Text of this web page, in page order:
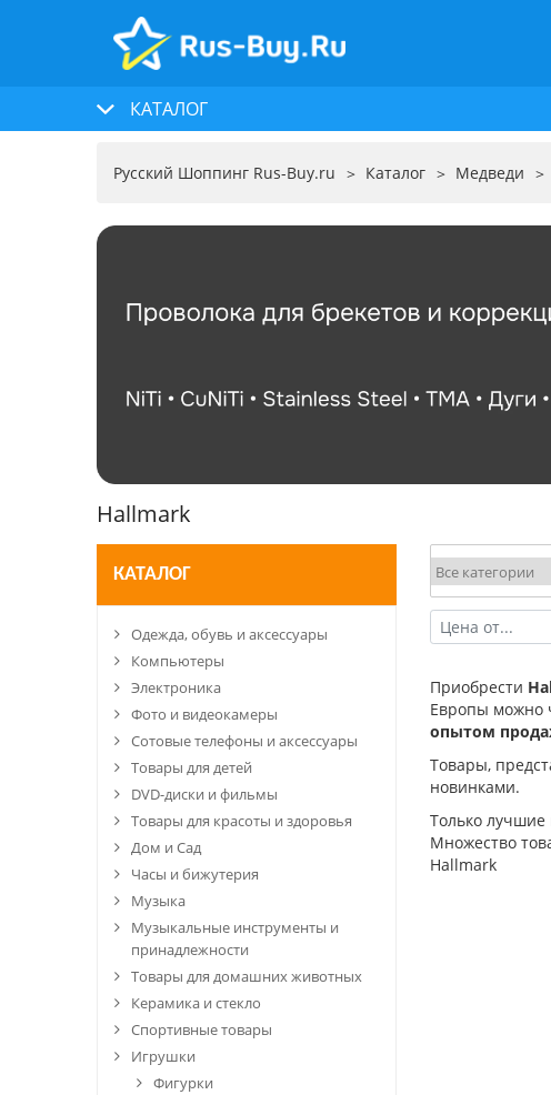
КАТАЛОГ
Русский Шоппинг Rus-Buy.ru Каталог Медведи
Hallmark
КАТАЛОГ
Одежда, обувь и аксессуары
Компьютеры
Электроника
Фото и видеокамеры
Сотовые телефоны и аксессуары
Товары для детей
DVD-диски и фильмы
Товары для красоты и здоровья
Дом и Сад
Часы и бижутерия
Музыка
Музыкальные инструменты и
принадлежности
Товары для домашних животных
Керамика и стекло
Спортивные товары
Игрушки
Фигурки
Приобрести
Европы можно
опытом
Товары,
новинками.
Только лучшие
Множество
Hallmark